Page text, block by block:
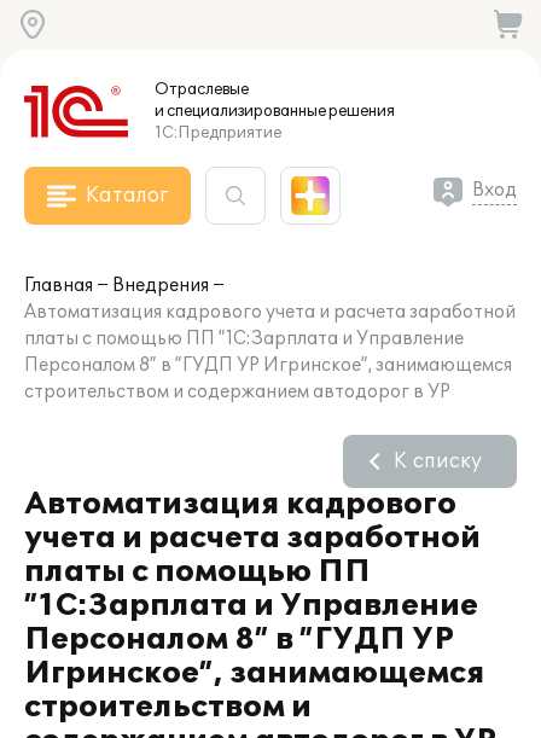
Отраслевые
и специализированныерешения
1С:Предприятие
Каталог Вход
Главная
Внедрения
Автоматизация кадрового учета и расчета заработной
платы с помощью ПП ”1С:Зарплата и Управление
Персоналом 8” в ”ГУДП УР Игринское”, занимающемся
строительством и содержанием автодорог в УР
Автоматизация кадрового
учета и расчета заработной
платы с помощью ПП
”1С:Зарплата и Управление
Персоналом 8” в ”ГУДП УР
Игринское”, занимающемся
строительством и
К списку